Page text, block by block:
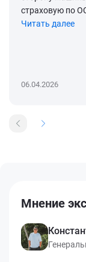
страховую по
Читать далее
06.04.2026
Мнение